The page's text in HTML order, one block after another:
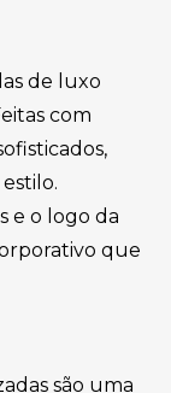
de luxo
com
e o logo da
que
são uma